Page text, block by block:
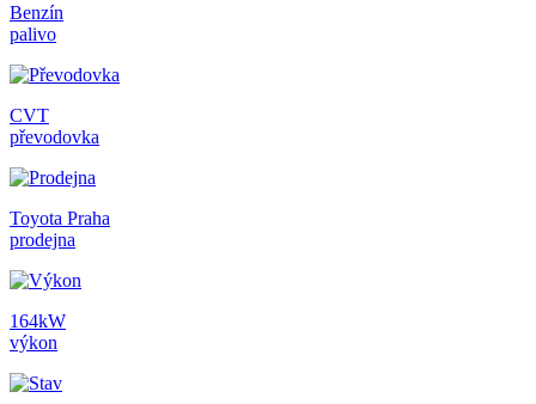
Benzín
palivo
CVT
převodovka
Toyota Praha
prodejna
164kW
výkon